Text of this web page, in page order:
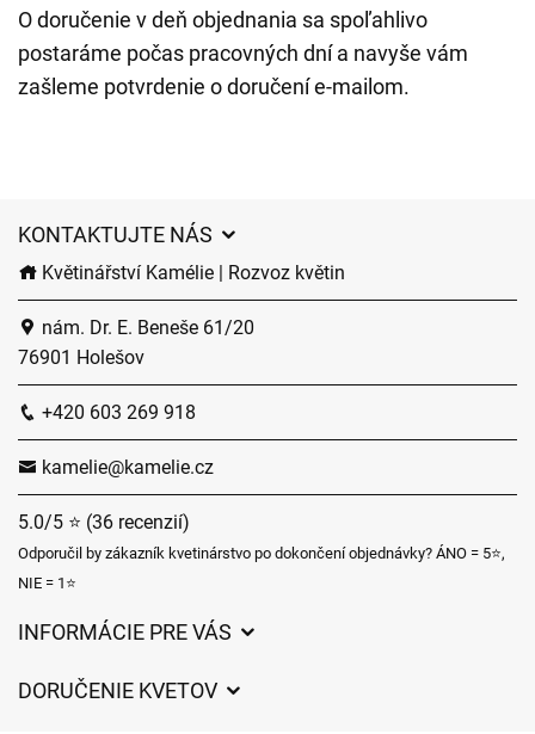
O doručenie v deň objednania sa spoľahlivo
postaráme počas pracovných dní a navyše vám
zašleme potvrdenie o doručení e-mailom.
KONTAKTUJTE NÁS
Květinářství Kamélie | Rozvoz květin
nám. Dr. E. Beneše 61/20
76901 Holešov
+420 603 269 918
kamelie@kamelie.cz
5.0/5 ⭐ (36 recenzií)
Odporučil by zákazník kvetinárstvo po dokončení objednávky? ÁNO = 5⭐,
NIE = 1⭐
INFORMÁCIE PRE VÁS
DORUČENIE KVETOV